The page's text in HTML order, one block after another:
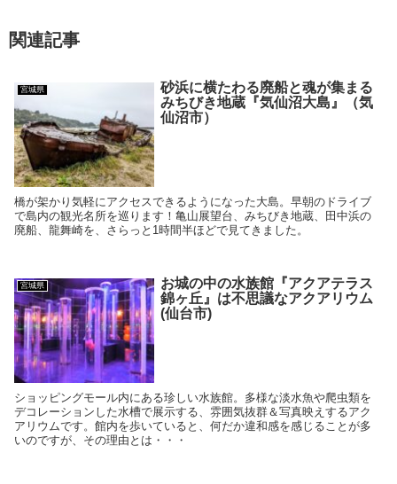
関連記事
宮城県
砂浜に横たわる廃船と魂が集まる
みちびき地蔵『気仙沼大島』（気
仙沼市）
橋が架かり気軽にアクセスできるようになった大島。早朝のドライブ
で島内の観光名所を巡ります！亀山展望台、みちびき地蔵、田中浜の
廃船、龍舞崎を、さらっと1時間半ほどで見てきました。
宮城県
お城の中の水族館『アクアテラス
錦ヶ丘』は不思議なアクアリウム
(仙台市)
ショッピングモール内にある珍しい水族館。多様な淡水魚や爬虫類を
デコレーションした水槽で展示する、雰囲気抜群＆写真映えするアク
アリウムです。館内を歩いていると、何だか違和感を感じることが多
いのですが、その理由とは・・・